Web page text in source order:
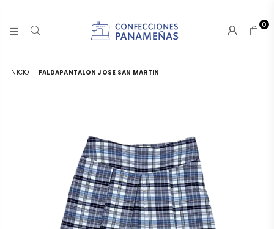
0
INICIO | FALDAPANTALON JOSE SAN MARTIN